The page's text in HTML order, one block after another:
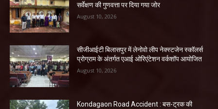
सर्वेक्षण की गुणवत्ता पर दिया गया जोर
August 10, 2026
सीजीआईटी बिलासपुर में लेनोवो लीप नेक्स्टजेन स्कॉलर्स
प्रोग्राम के अंतर्गत एआई ओरिएंटेशन वर्कशॉप आयोजित
August 10, 2026
Kondagaon Road Accident : बस-ट्रक की